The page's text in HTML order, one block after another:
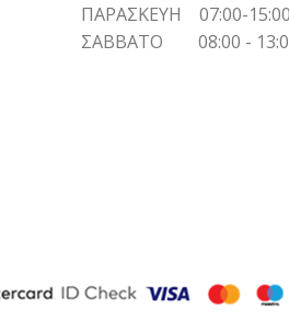
ΠΑΡΑΣΚΕΥΗ 07:00-15:00
ΣΑΒΒΑΤΟ 08:00 -